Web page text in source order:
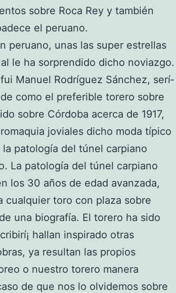
sobre Roca Rey y también
el peruano.
peruano, unas las super estrellas
le ha sorprendido dicho noviazgo.
Manuel Rodríguez Sánchez, serí­
como el preferible torero sobre
sobre Córdoba acerca de 1917,
joviales dicho moda típico
patologí­a del túnel carpiano
La patologí­a del túnel carpiano
los 30 años de edad avanzada,
cualquier toro con plaza sobre
una biografía. El torero ha sido
hallan inspirado otras
ya resultan las propios
o nuestro torero manera
de que nos lo olvidemos sobre